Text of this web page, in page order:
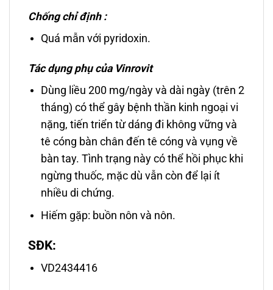
Chống chỉ định :
Quá mẫn với pyridoxin.
Tác dụng phụ của Vinrovit
Dùng liều 200 mg/ngày và dài ngày (trên 2
tháng) có thể gây bệnh thần kinh ngoại vi
nặng, tiến triển từ dáng đi không vững và
tê cóng bàn chân đến tê cóng và vụng về
bàn tay. Tình trạng này có thể hồi phục khi
ngừng thuốc, mặc dù vẫn còn để lại ít
nhiều di chứng.
Hiếm gặp: buồn nôn và nôn.
SĐK:
VD2434416